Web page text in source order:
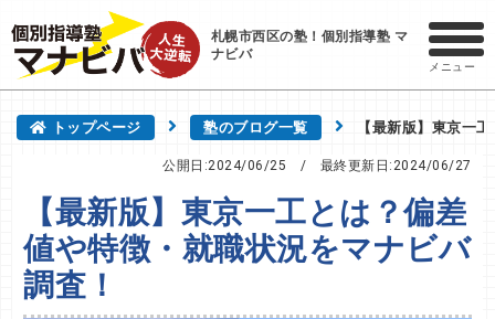
札幌市西区の塾！個別指導塾 マ
ナビバ
メニュー
トップページ 塾のブログ一覧 【最新版】東京一
公開日:2024/06/25 / 最終更新日:2024/06/27
【最新版】東京一工とは？偏差
値や特徴・就職状況をマナビバ
調査！